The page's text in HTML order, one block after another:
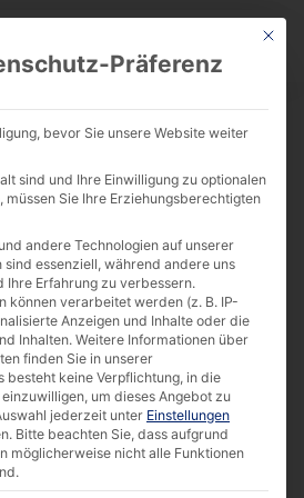
Workstation für
[DE]
13658 downloads
This
Präferenz
bevor Sie unsere Website weiter
sind und Ihre Einwilligung zu optionalen
müssen Sie Ihre Erziehungsberechtigten
andere Technologien auf unserer
sind essenziell, während andere uns
Ihre Erfahrung zu verbessern.
können verarbeitet werden (z. B. IP-
Anzeigen und Inhalte oder die
Inhalten. Weitere Informationen über
finden Sie in unserer
besteht keine Verpflichtung, in die
um dieses Angebot zu
jederzeit unter Einstellungen
Bitte beachten Sie, dass aufgrund
möglicherweise nicht alle Funktionen